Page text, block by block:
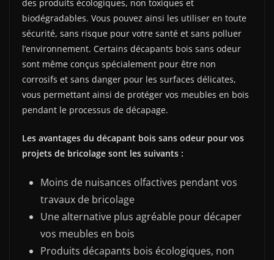
des produits écologiques, non toxiques et
biodégradables. Vous pouvez ainsi les utiliser en toute
sécurité, sans risque pour votre santé et sans polluer
l’environnement. Certains décapants bois sans odeur
sont même conçus spécialement pour être non
corrosifs et sans danger pour les surfaces délicates,
vous permettant ainsi de protéger vos meubles en bois
pendant le processus de décapage.
Les avantages du décapant bois sans odeur pour vos
projets de bricolage sont les suivants :
Moins de nuisances olfactives pendant vos
travaux de bricolage
Une alternative plus agréable pour décaper
vos meubles en bois
Produits décapants bois écologiques, non